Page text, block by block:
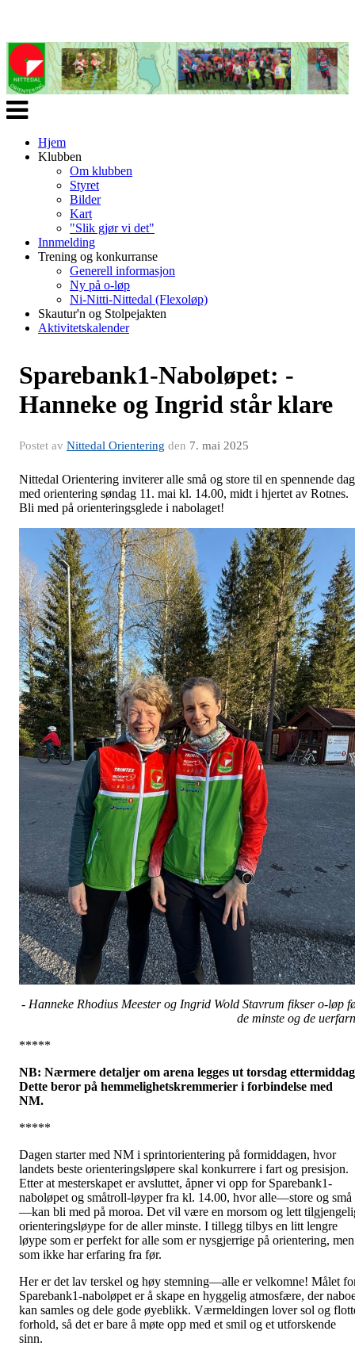
Veksle
navigasjon
Hjem
Klubben
Om klubben
Styret
Bilder
Kart
"Slik gjør vi det"
Innmelding
Trening og konkurranse
Generell informasjon
Ny på o-løp
Ni-Nitti-Nittedal (Flexoløp)
Skautur'n og Stolpejakten
Aktivitetskalender
Sparebank1-Naboløpet: -
Hanneke og Ingrid står klare
Postet av Nittedal Orientering den 7. mai 2025
Nittedal Orientering inviterer alle små og store til en spennende dag
med orientering søndag 11. mai kl. 14.00, midt i hjertet av Rotnes.
Bli med på orienteringsglede i nabolaget!
- Hanneke Rhodius Meester og Ingrid Wold Stavrum fikser o-løp
de minste og de
*****
NB: Nærmere detaljer om arena legges ut torsdag
Dette beror på hemmelighetskremmerier i forbindelse med
NM.
*****
Dagen starter med NM i sprintorientering på formiddagen, hvor
landets beste orienteringsløpere skal konkurrere i fart og presisjon.
Etter at mesterskapet er avsluttet, åpner vi opp for Sparebank1-
naboløpet og småtroll-løyper fra kl. 14.00, hvor alle—store og små
—kan bli med på moroa. Det vil være en morsom og lett
orienteringsløype for de aller minste. I tillegg tilbys en litt lengre
løype som er perfekt for alle som er nysgjerrige på orientering, men
som ikke har erfaring fra før.
Her er det lav terskel og høy stemning—alle er velkomne! Målet
Sparebank1-naboløpet er å skape en hyggelig atmosfære, der
kan samles og dele gode øyeblikk. Værmeldingen lover sol og
forhold, så det er bare å møte opp med et smil og et utforskende
sinn.